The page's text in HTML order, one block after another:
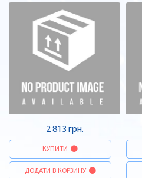
2 813 грн.
КУПИТИ
ДОДАТИ В КОРЗИНУ